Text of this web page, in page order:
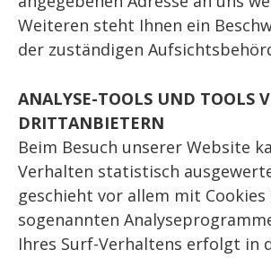
Weiteren steht Ihnen ein
der zuständigen
ANALYSE-TOOLS UND TOOLS
DRITTANBIETERN
Beim Besuch unserer Website
Verhalten statistisch
geschieht vor allem mit
sogenannten
Ihres Surf-Verhaltens erfolgt in